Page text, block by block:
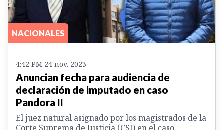
NACIONALES
4:42 PM 24 nov. 2023
Anuncian fecha para audiencia de
declaración de imputado en caso
Pandora II
El juez natural asignado por los magistrados de la
Corte Suprema de Justicia (CSJ) en el caso